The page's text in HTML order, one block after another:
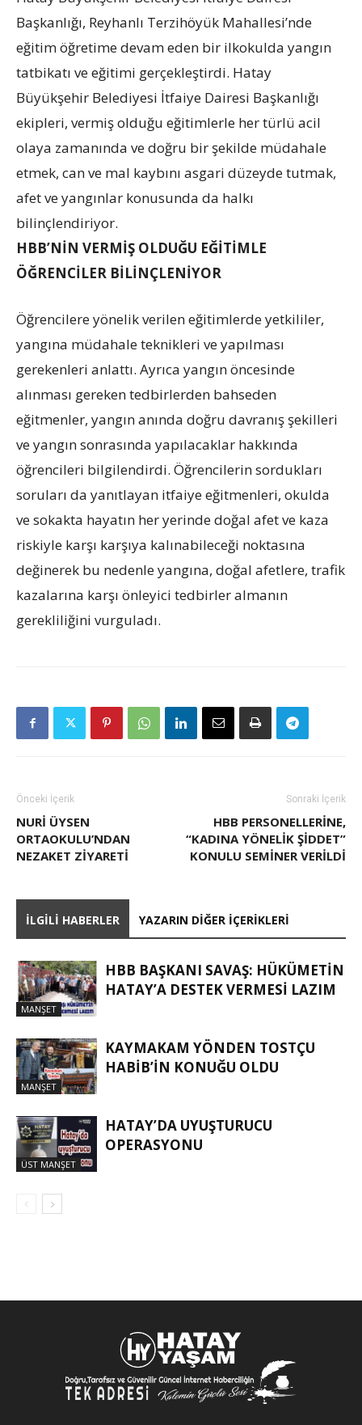
Başkanlığı, Reyhanlı Terzihöyük Mahallesi’nde
eğitim öğretime devam eden bir ilkokulda yangın
tatbikatı ve eğitimi gerçekleştirdi. Hatay
Büyükşehir Belediyesi İtfaiye Dairesi Başkanlığı
ekipleri, vermiş olduğu eğitimlerle her türlü acil
olaya zamanında ve doğru bir şekilde müdahale
etmek, can ve mal kaybını asgari düzeyde tutmak,
afet ve yangınlar konusunda da halkı
bilinçlendiriyor.
HBB’NİN VERMİŞ OLDUĞU EĞİTİMLE
ÖĞRENCİLER BİLİNÇLENİYOR
Öğrencilere yönelik verilen eğitimlerde yetkililer,
yangına müdahale teknikleri ve yapılması
gerekenleri anlattı. Ayrıca yangın öncesinde
alınması gereken tedbirlerden bahseden
eğitmenler, yangın anında doğru davranış şekilleri
ve yangın sonrasında yapılacaklar hakkında
öğrencileri bilgilendirdi. Öğrencilerin sordukları
soruları da yanıtlayan itfaiye eğitmenleri, okulda
ve sokakta hayatın her yerinde doğal afet ve kaza
riskiyle karşı karşıya kalınabileceği noktasına
değinerek bu nedenle yangına, doğal afetlere, trafik
kazalarına karşı önleyici tedbirler almanın
gerekliliğini vurguladı.
Önceki İçerik
NURI ÜYSEN
ORTAOKULU’NDAN
NEZAKET ZIYARETI
Sonraki İçerik
HBB PERSONELLERİNE,
“KADINA YÖNELİK ŞİDDET”
KONULU SEMİNER VERİLDİ
İLGILI HABERLER YAZARIN DIĞER İÇERIKLERI
MANŞET
HBB BAŞKANI SAVAŞ: HÜKÜMETİN
HATAY’A DESTEK VERMESİ LAZIM
MANŞET
KAYMAKAM YÖNDEN TOSTÇU
HABIB’IN KONUĞU OLDU
ÜST MANŞET
HATAY’DA UYUŞTURUCU
OPERASYONU